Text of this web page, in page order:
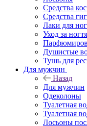
Средства
Средства
Лаки для
Уход за
Душистые
Тушь для
Для мужчин
Назад
Для мужчин
Одеколоны
Туалетная
Туалетная
Лосьоны